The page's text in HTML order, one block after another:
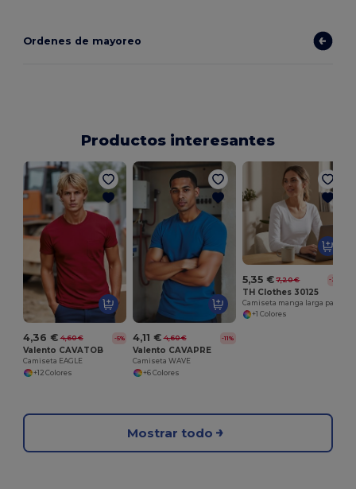
Ordenes de mayoreo
Productos interesantes
4,36 € 4,60 € -5%
Valento CAVATOB
Camiseta EAGLE
+12 Colores
4,11 € 4,60 € -11%
Valento CAVAPRE
Camiseta WAVE
+6 Colores
5,35 € 7,20 € -26%
TH Clothes 30125
+1 Colores
Mostrar todo